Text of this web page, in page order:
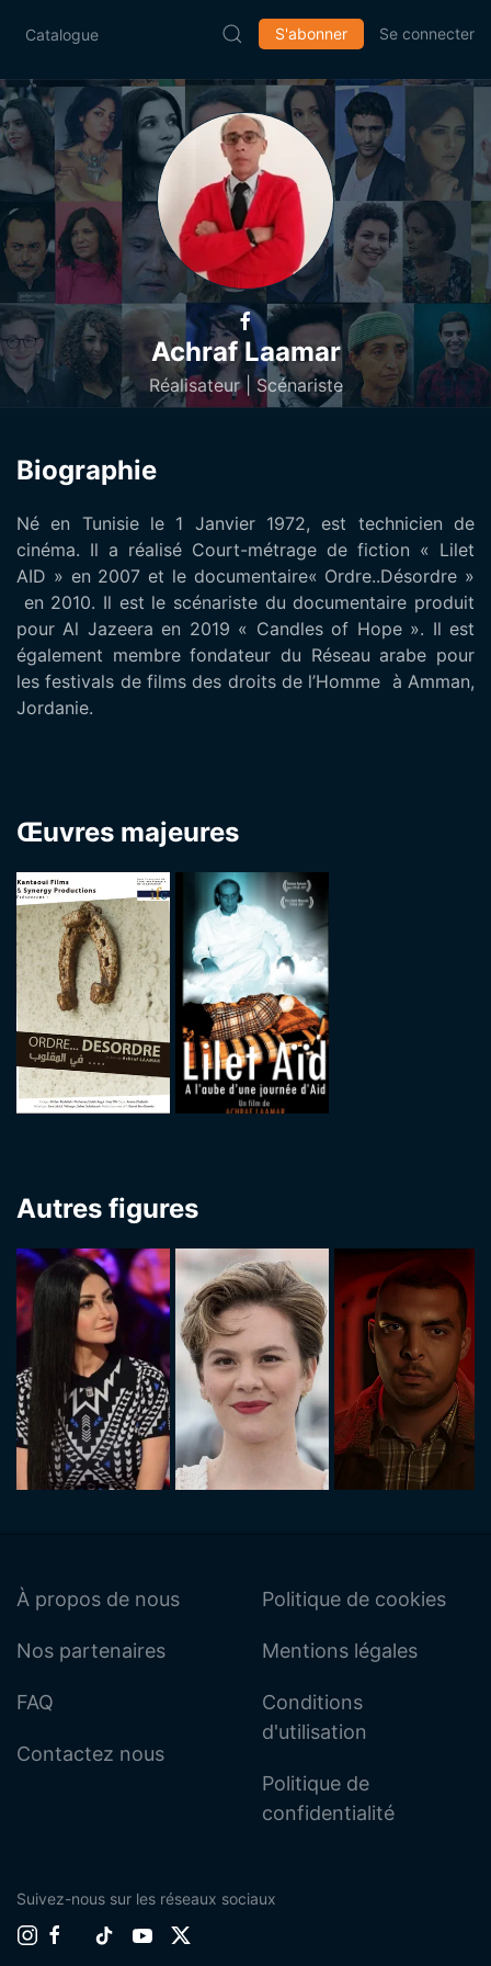
Catalogue S'abonner Se connecter
Achraf Laamar
Réalisateur | Scénariste
Biographie
Né en Tunisie le 1 Janvier 1972, est technicien de
cinéma. Il a réalisé Court-métrage de fiction « Lilet
AID » en 2007 et le documentaire« Ordre..Désordre »
en 2010. Il est le scénariste du documentaire produit
pour Al Jazeera en 2019 « Candles of Hope ». Il est
également membre fondateur du Réseau arabe pour
les festivals de films des droits de l’Homme à Amman,
Jordanie.
Œuvres majeures
Autres figures
À propos de nous
Nos partenaires
FAQ
Contactez nous
Politique de cookies
Mentions légales
Conditions
d'utilisation
Politique de
confidentialité
Suivez-nous sur les réseaux sociaux